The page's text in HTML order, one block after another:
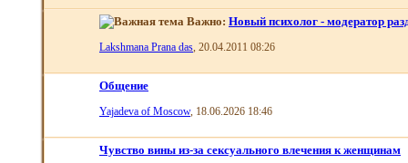
Важно: Новый психолог - модератор
Lakshmana Prana das , 20.04.2011 08:26
Общение
Yajadeva of Moscow, 18.06.2026 18:46
Чувство вины из-за сексуального влечения к женщинам